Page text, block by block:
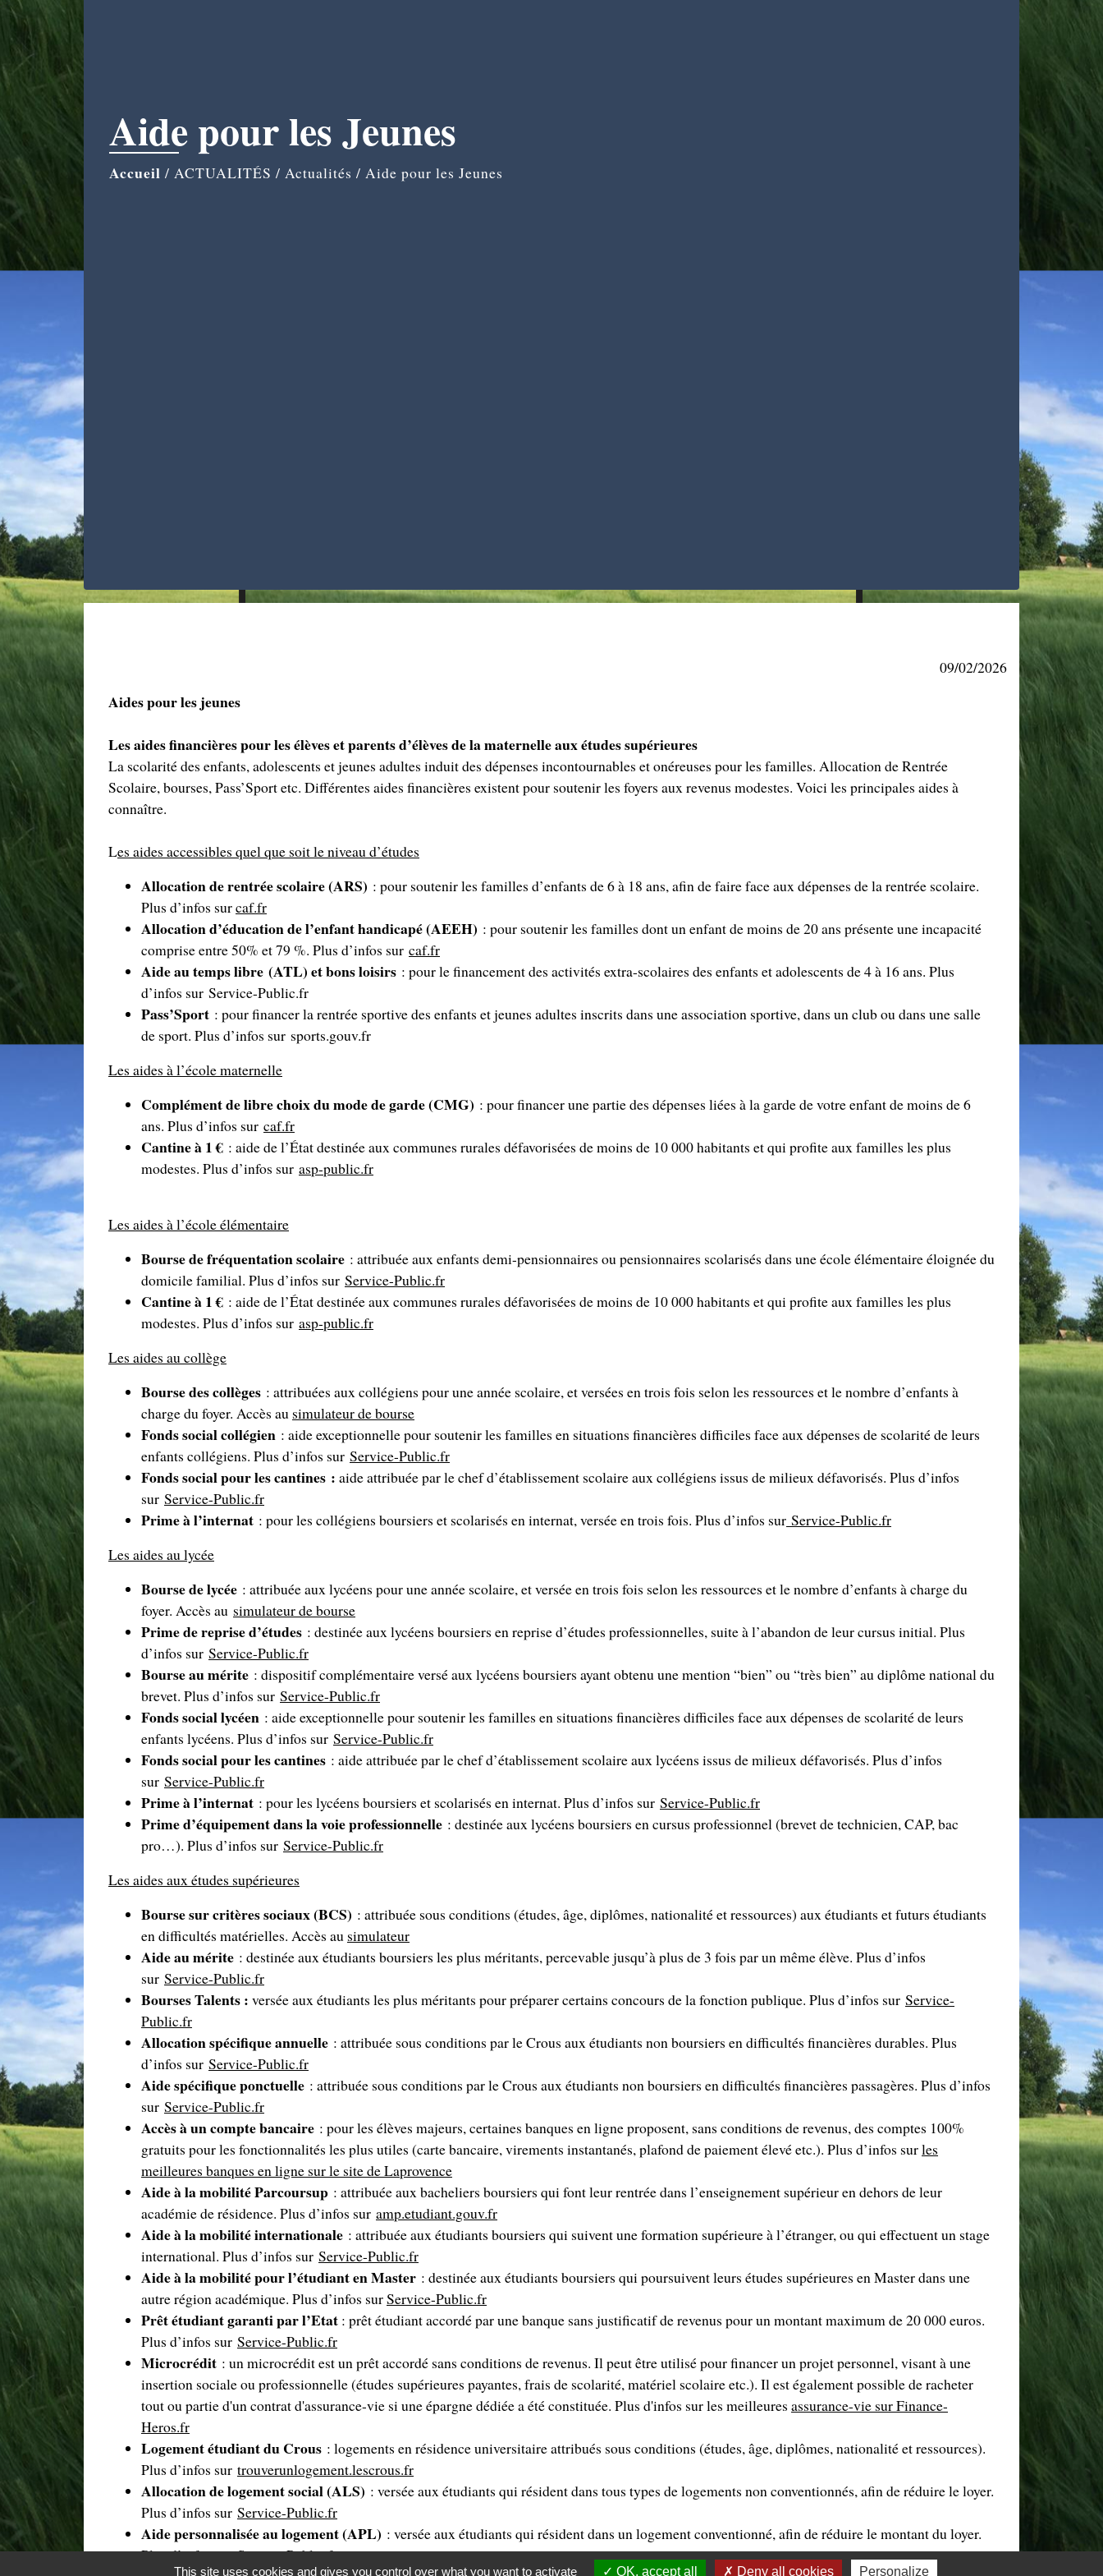
Aide pour les Jeunes
Accueil / ACTUALITÉS / Actualités / Aide pour les Jeunes
09/02/2026
Aides pour les jeunes
Les aides financières pour les élèves et parents d’élèves de la maternelle aux études supérieures
La scolarité des enfants, adolescents et jeunes adultes induit des dépenses incontournables et onéreuses pour les familles. Allocation de Rentrée
Scolaire, bourses, Pass’Sport etc. Différentes aides financières existent pour soutenir les foyers aux revenus modestes. Voici les principales aides à
connaître.
Les aides accessibles quel que soit le niveau d’études
Allocation de rentrée scolaire (ARS) : pour soutenir les familles d’enfants de 6 à 18 ans, afin de faire face aux dépenses de la rentrée scolaire.
Plus d’infos surcaf.fr
Allocation d’éducation de l’enfant handicapé (AEEH) : pour soutenir les familles dont un enfant de moins de 20 ans présente une incapacité
comprise entre 50% et 79 %. Plus d’infos sur caf.fr
Aide au temps libre (ATL) et bons loisirs : pour le financement des activités extra-scolaires des enfants et adolescents de 4 à 16 ans. Plus
d’infos sur Service-Public.fr
Pass’Sport : pour financer la rentrée sportive des enfants et jeunes adultes inscrits dans une association sportive, dans un club ou dans une salle
de sport. Plus d’infos sur sports.gouv.fr
Les aides à l’école maternelle
Complément de libre choix du mode de garde (CMG) : pour financer une partie des dépenses liées à la garde de votre enfant de moins de 6
ans. Plus d’infos sur caf.fr
Cantine à 1 € : aide de l’État destinée aux communes rurales défavorisées de moins de 10 000 habitants et qui profite aux familles les plus
modestes. Plus d’infos sur asp-public.fr
Les aides à l’école élémentaire
Bourse de fréquentation scolaire : attribuée aux enfants demi-pensionnaires ou pensionnaires scolarisés dans une école élémentaire éloignée du
domicile familial. Plus d’infos sur Service-Public.fr
Cantine à 1 € : aide de l’État destinée aux communes rurales défavorisées de moins de 10 000 habitants et qui profite aux familles les plus
modestes. Plus d’infos sur asp-public.fr
Les aides au collège
Bourse des collèges : attribuées aux collégiens pour une année scolaire, et versées en trois fois selon les ressources et le nombre d’enfants à
charge du foyer. Accès au simulateur de bourse
Fonds social collégien : aide exceptionnelle pour soutenir les familles en situations financières difficiles face aux dépenses de scolarité de leurs
enfants collégiens. Plus d’infos sur Service-Public.fr
Fonds social pour les cantines : aide attribuée par le chef d’établissement scolaire aux collégiens issus de milieux défavorisés. Plus d’infos
sur Service-Public.fr
Prime à l’internat : pour les collégiens boursiers et scolarisés en internat, versée en trois fois. Plus d’infos sur Service-Public.fr
Les aides au lycée
Bourse de lycée : attribuée aux lycéens pour une année scolaire, et versée en trois fois selon les ressources et le nombre d’enfants à charge du
foyer. Accès au simulateur de bourse
Prime de reprise d’études : destinée aux lycéens boursiers en reprise d’études professionnelles, suite à l’abandon de leur cursus initial. Plus
d’infos sur Service-Public.fr
Bourse au mérite : dispositif complémentaire versé aux lycéens boursiers ayant obtenu une mention “bien” ou “très bien” au diplôme national du
brevet. Plus d’infos sur Service-Public.fr
Fonds social lycéen : aide exceptionnelle pour soutenir les familles en situations financières difficiles face aux dépenses de scolarité de leurs
enfants lycéens. Plus d’infos sur Service-Public.fr
Fonds social pour les cantines : aide attribuée par le chef d’établissement scolaire aux lycéens issus de milieux défavorisés. Plus d’infos
sur Service-Public.fr
Prime à l’internat : pour les lycéens boursiers et scolarisés en internat. Plus d’infos sur Service-Public.fr
Prime d’équipement dans la voie professionnelle : destinée aux lycéens boursiers en cursus professionnel (brevet de technicien, CAP, bac
pro…). Plus d’infos sur Service-Public.fr
Les aides aux études supérieures
Bourse sur critères sociaux (BCS) : attribuée sous conditions (études, âge, diplômes, nationalité et ressources) aux étudiants et futurs étudiants
en difficultés matérielles. Accès au simulateur
Aide au mérite : destinée aux étudiants boursiers les plus méritants, percevable jusqu’à plus de 3 fois par un même élève. Plus d’infos
sur Service-Public.fr
Bourses Talents : versée aux étudiants les plus méritants pour préparer certains concours de la fonction publique. Plus d’infos sur Service-
Public.fr
Allocation spécifique annuelle : attribuée sous conditions par le Crous aux étudiants non boursiers en difficultés financières durables. Plus
d’infos sur Service-Public.fr
Aide spécifique ponctuelle : attribuée sous conditions par le Crous aux étudiants non boursiers en difficultés financières passagères. Plus d’infos
sur Service-Public.fr
Accès à un compte bancaire : pour les élèves majeurs, certaines banques en ligne proposent, sans conditions de revenus, des comptes 100%
gratuits pour les fonctionnalités les plus utiles (carte bancaire, virements instantanés, plafond de paiement élevé etc.). Plus d’infos surles
meilleures banques en ligne sur le site de Laprovence
Aide à la mobilité Parcoursup : attribuée aux bacheliers boursiers qui font leur rentrée dans l’enseignement supérieur en dehors de leur
académie de résidence. Plus d’infos sur amp.etudiant.gouv.fr
Aide à la mobilité internationale : attribuée aux étudiants boursiers qui suivent une formation supérieure à l’étranger, ou qui effectuent un stage
international. Plus d’infos sur Service-Public.fr
Aide à la mobilité pour l’étudiant en Master : destinée aux étudiants boursiers qui poursuivent leurs études supérieures en Master dans une
autre région académique. Plus d’infos surService-Public.fr
Prêt étudiant garanti par l’Etat : prêt étudiant accordé par une banque sans justificatif de revenus pour un montant maximum de 20 000 euros.
Plus d’infos sur Service-Public.fr
Microcrédit : un microcrédit est un prêt accordé sans conditions de revenus. Il peut être utilisé pour financer un projet personnel, visant à une
insertion sociale ou professionnelle (études supérieures payantes, frais de scolarité, matériel scolaire etc.). Il est également possible de racheter
tout ou partie d'un contrat d'assurance-vie si une épargne dédiée a été constituée. Plus d'infos sur les meilleures assurance-vie sur Finance-
Heros.fr
Logement étudiant du Crous : logements en résidence universitaire attribués sous conditions (études, âge, diplômes, nationalité et ressources).
Plus d’infos sur trouverunlogement.lescrous.fr
Allocation de logement social (ALS) : versée aux étudiants qui résident dans tous types de logements non conventionnés, afin de réduire le loyer.
Plus d’infos sur Service-Public.fr
Aide personnalisée au logement (APL) : versée aux étudiants qui résident dans un logement conventionné, afin de réduire le montant du loyer.
Plus d’infos surService-Public.fr
This site uses cookies and gives you control over what you want to activate OK, accept all Deny all cookies Personalize